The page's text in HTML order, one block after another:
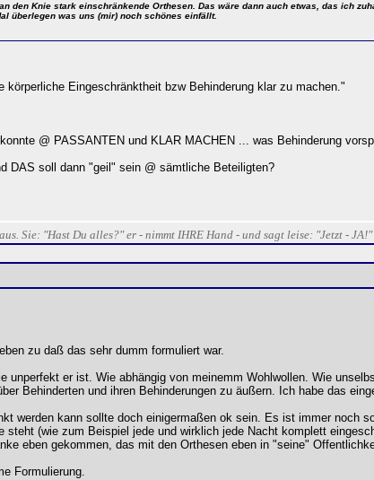
den Knie stark einschränkende Orthesen. Das wäre dann auch etwas, das ich
überlegen was uns (mir) noch schönes einfällt.
Eingeschränktheit bzw Behinderung klar zu machen."
@ PASSANTEN und KLAR MACHEN ... was Behinderung
DAS soll dann "geil" sein @ sämtliche Beteiligten?
Sie: "Hast Du alles?" er - nimmt IHRE Hand - und sagt leise: "Jetzt - JA!"
zu daß das sehr dumm formuliert war.
unperfekt er ist. Wie abhängig von meinemm Wohlwollen. Wie
Behinderten und ihren Behinderungen zu äußern. Ich habe das
werden kann sollte doch einigermaßen ok sein. Es ist immer noch
steht (wie zum Beispiel jede und wirklich jede Nacht komplett
eben gekommen, das mit den Orthesen eben in "seine"
Formulierung.